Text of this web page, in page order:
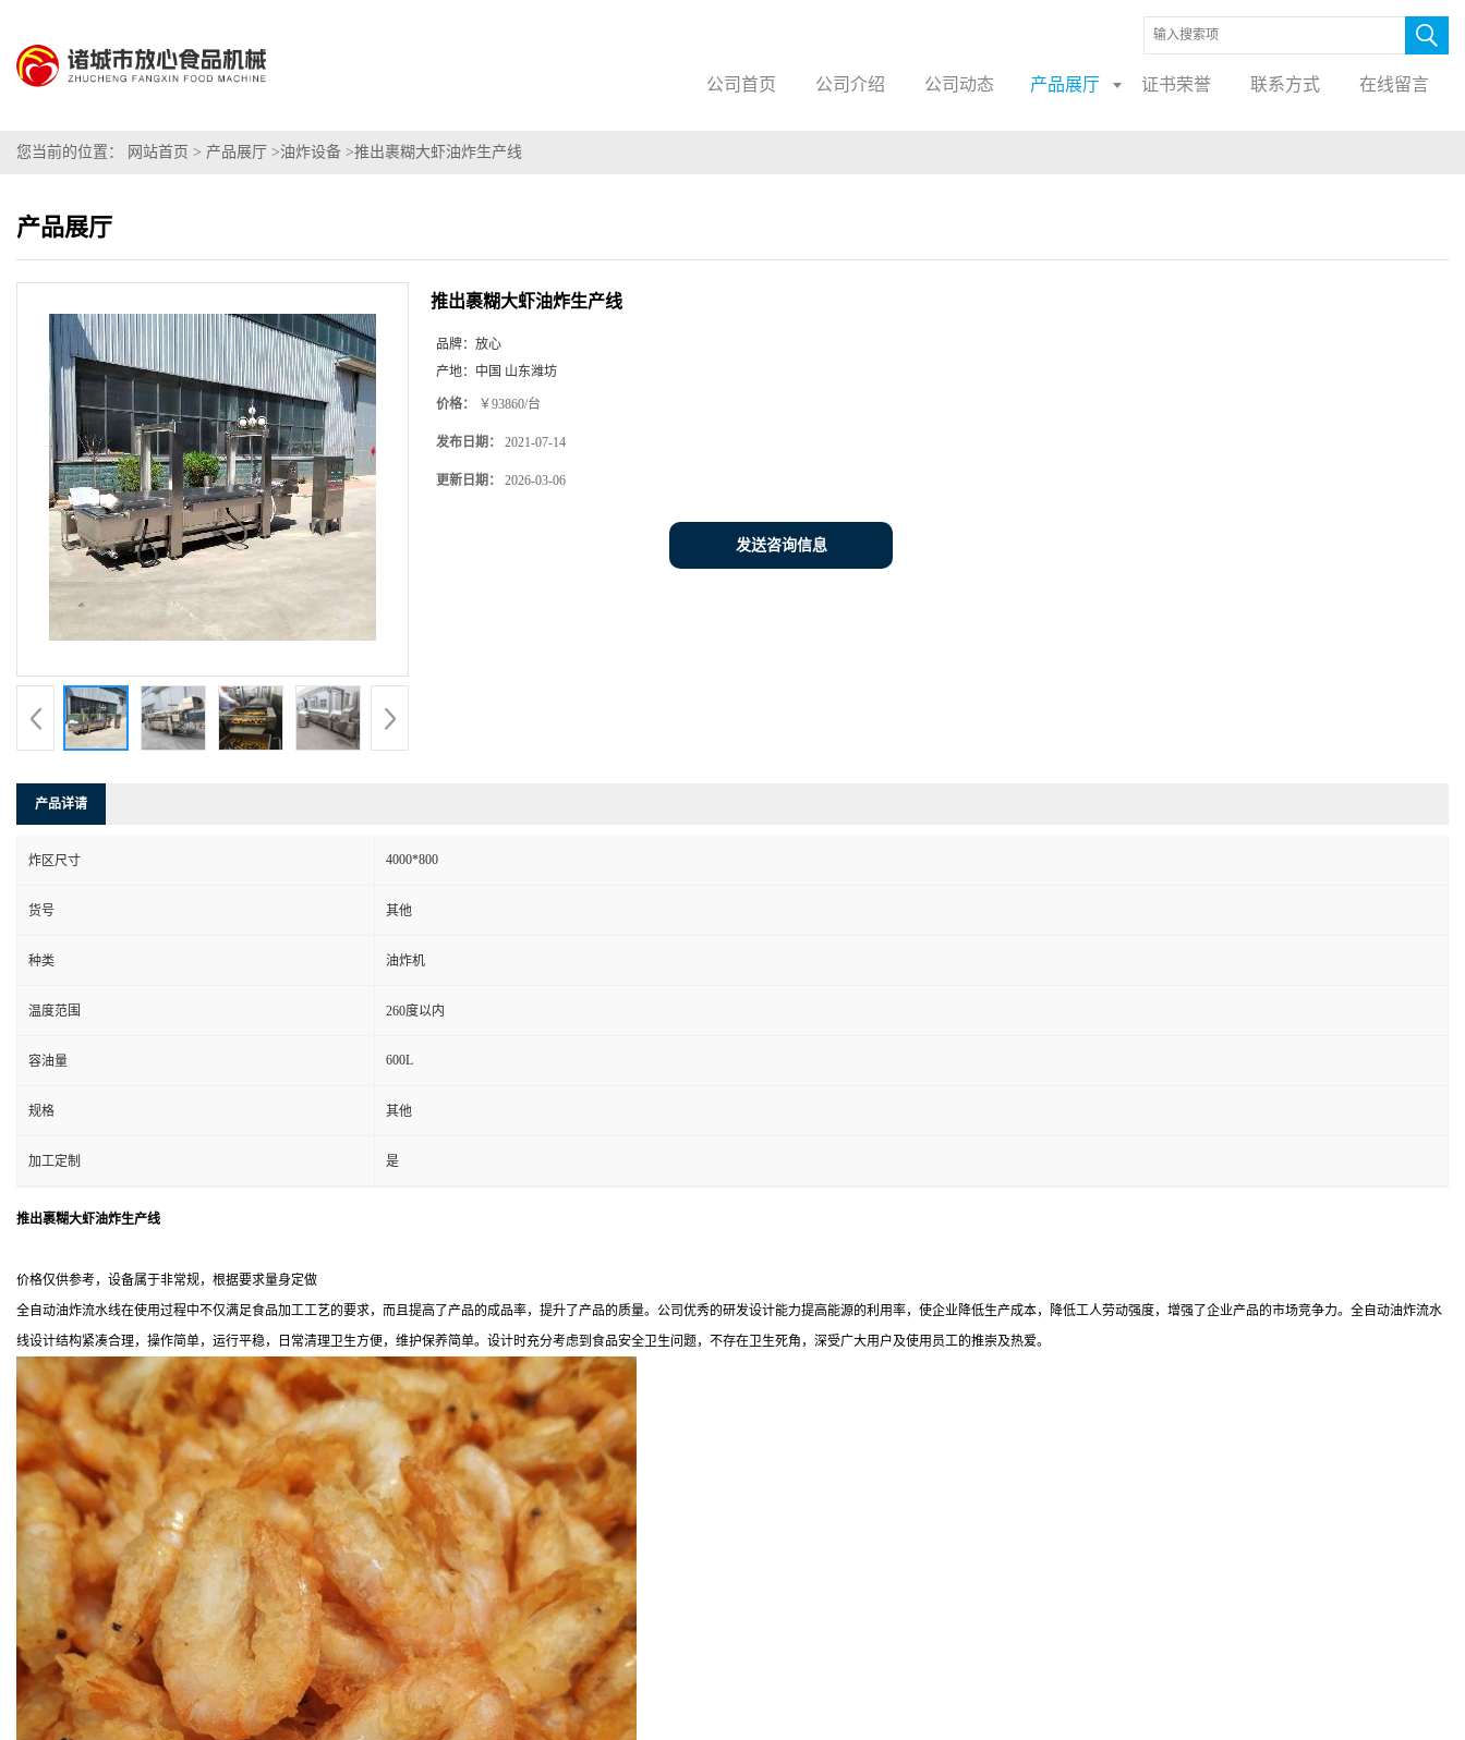
公司首页 公司介绍 公司动态 产品展厅 证书荣誉 联系方式 在线留言
您当前的位置： 网站首页 > 产品展厅 >油炸设备 >推出裹糊大虾油炸生产线
产品展厅
推出裹糊大虾油炸生产线
品牌： 放心
产地： 中国 山东潍坊
价格： ￥93860/台
发布日期： 2021-07-14
更新日期： 2026-03-06
发送咨询信息
产品详请
炸区尺寸 4000*800
货号 其他
种类 油炸机
温度范围 260度以内
容油量 600L
规格 其他
加工定制 是
推出裹糊大虾油炸生产线
价格仅供参考，设备属于非常规，根据要求量身定做
全自动油炸流水线在使用过程中不仅满足食品加工工艺的要求，而且提高了产品的成品率，提升了产品的质量。公司优秀的研发设计能力提高能源的利用率，使企业降低生产成本，降低工人劳动强度，增强了企业产品的市场竞争力。全自动油炸流水
线设计结构紧凑合理，操作简单，运行平稳，日常清理卫生方便，维护保养简单。设计时充分考虑到食品安全卫生问题，不存在卫生死角，深受广大用户及使用员工的推崇及热爱。